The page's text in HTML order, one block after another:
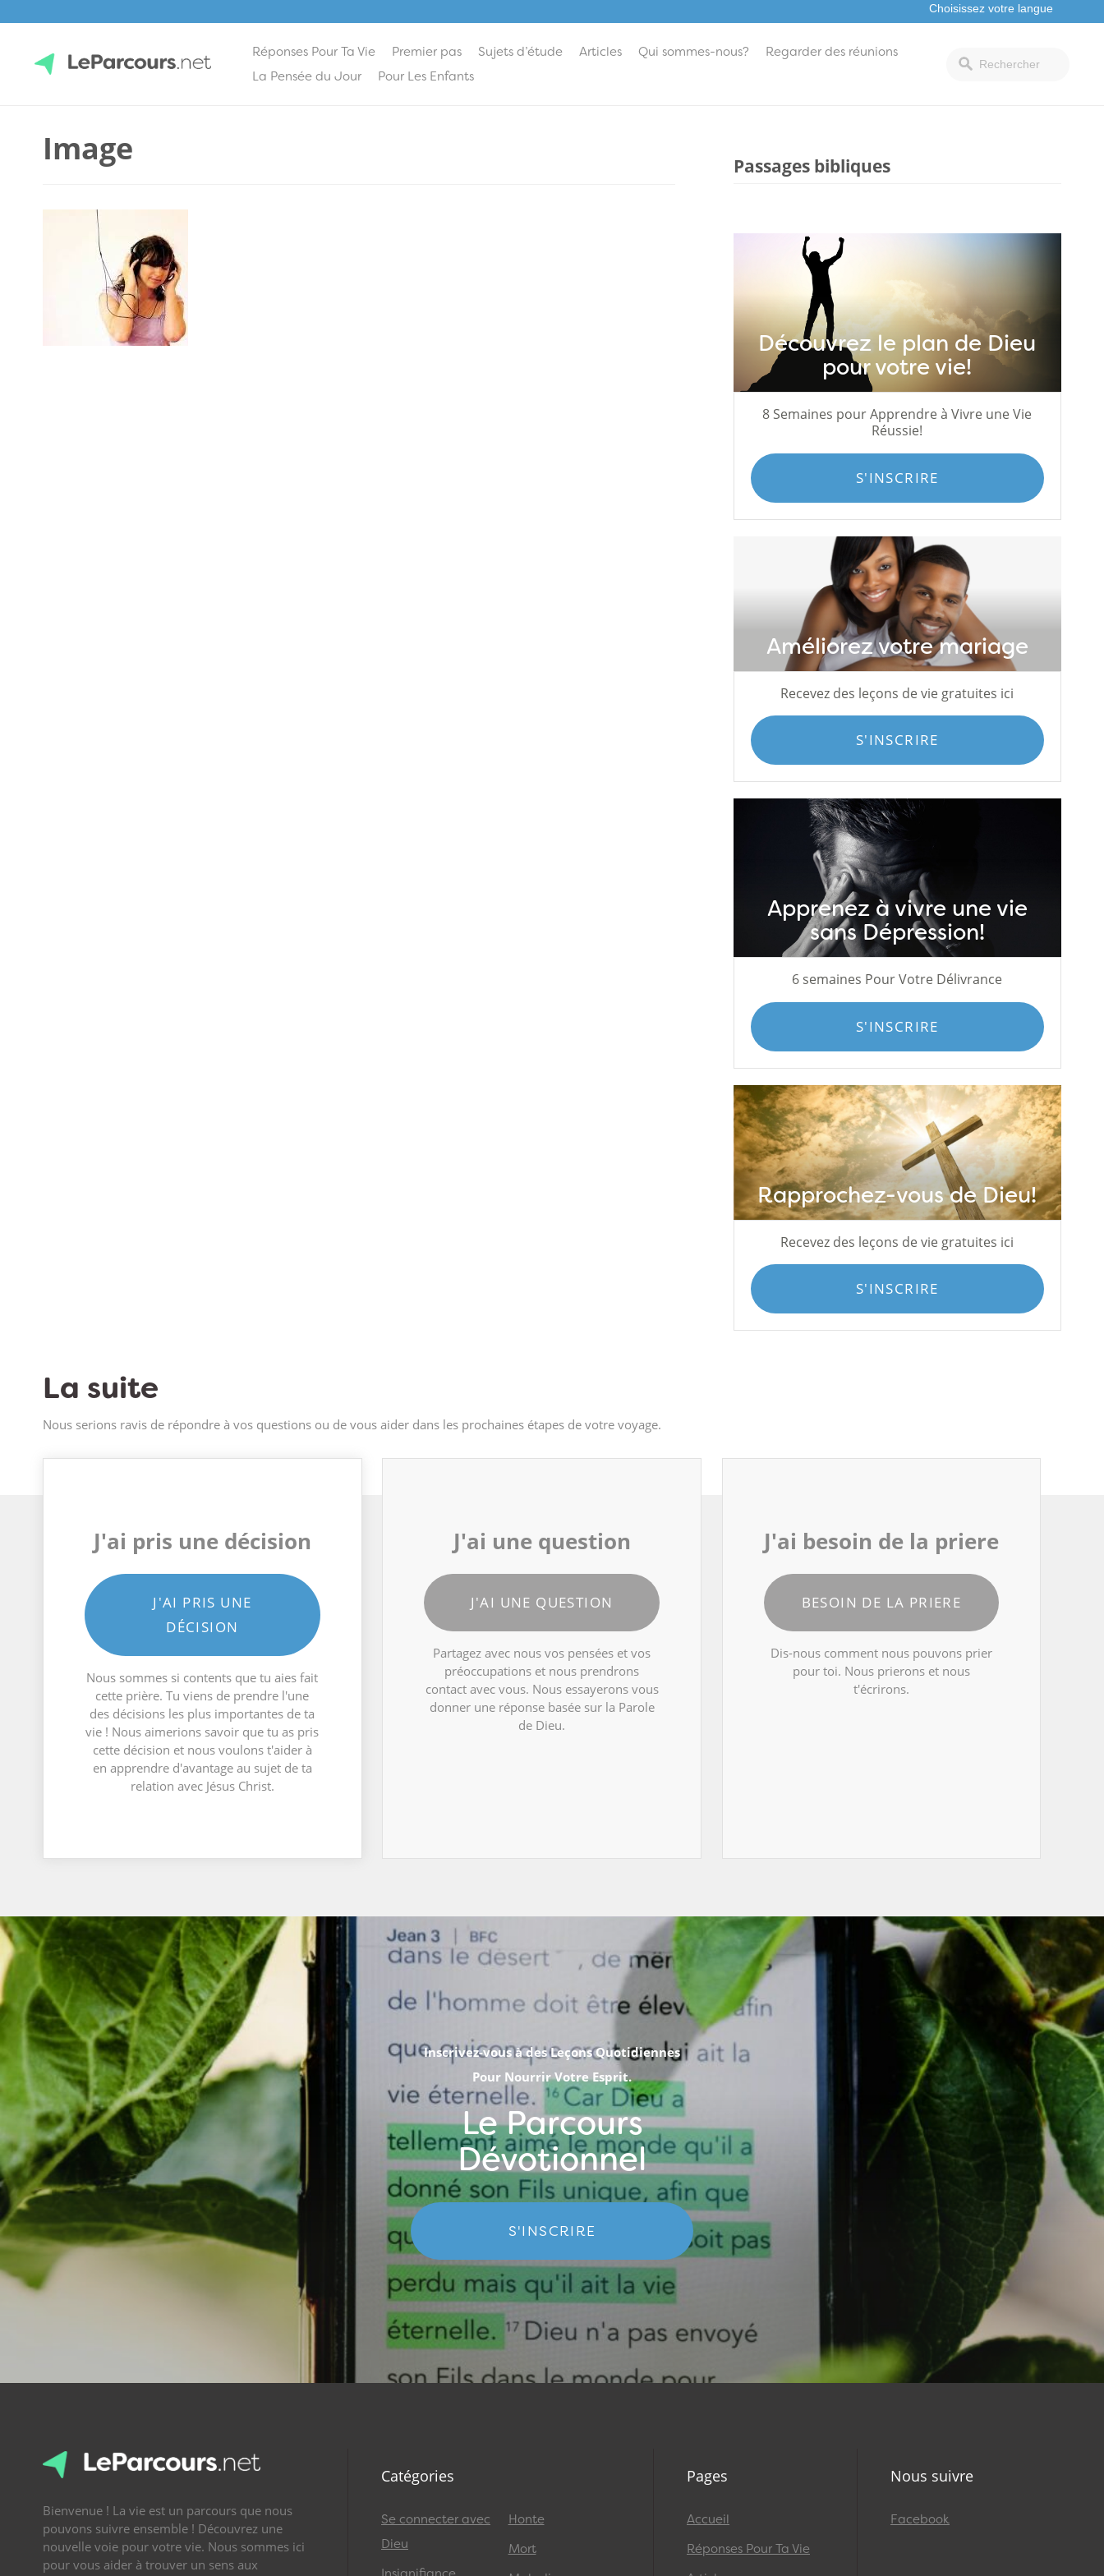
Réponses Pour Ta Vie Premier pas Sujets d’étude Articles Qui sommes-nous?
Regarder des réunions
La Pensée du Jour
Pour Les Enfants
Image Passages bibliques
Découvrez le plan de Dieu
pour votre vie!
8 Semaines pour Apprendre à Vivre une Vie
Réussie!
S'INSCRIRE
Améliorez votre mariage
Recevez des leçons de vie gratuites ici
S'INSCRIRE
Apprenez à vivre une vie
sans Dépression!
6 semaines Pour Votre Délivrance
S'INSCRIRE
Rapprochez-vous de Dieu!
Recevez des leçons de vie gratuites ici
S'INSCRIRE
La suite
Nous serions ravis de répondre à vos questions ou de vous aider dans les prochaines étapes de votre voyage.
J'ai pris une décision
J'AI PRIS UNE
DÉCISION
Nous sommes si contents que tu aies fait
cette prière. Tu viens de prendre l'une
des décisions les plus importantes de ta
vie ! Nous aimerions savoir que tu as pris
cette décision et nous voulons t'aider à
en apprendre d'avantage au sujet de ta
relation avec Jésus Christ.
J'ai une question
J'AI UNE QUESTION
Partagez avec nous vos pensées et vos
préoccupations et nous prendrons
contact avec vous. Nous essayerons vous
donner une réponse basée sur la Parole
de Dieu.
J'ai besoin de la priere
BESOIN DE LA PRIERE
Dis-nous comment nous pouvons prier
pour toi. Nous prierons et nous
t'écrirons.
Inscrivez-vous à des Leçons Quotidiennes
Pour Nourrir Votre Esprit.
Le Parcours
Dévotionnel
S'INSCRIRE
Bienvenue ! La vie est un parcours que nous
pouvons suivre ensemble ! Découvrez une
nouvelle voie pour votre vie. Nous sommes ici
pour vous aider à trouver un sens aux
Catégories
Se connecter avec
Dieu
Honte
Mort
Pages
Accueil
Réponses Pour Ta Vie
Nous suivre
Facebook